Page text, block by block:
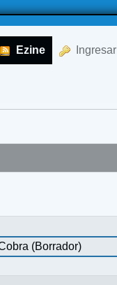
Ezine Ingresar
(Borrador)